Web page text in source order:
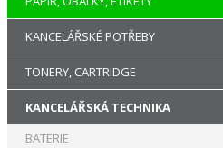
KANCELÁŘSKÉ POTŘEBY
TONERY, CARTRIDGE
KANCELÁŘSKÁ TECHNIKA
BATERIE